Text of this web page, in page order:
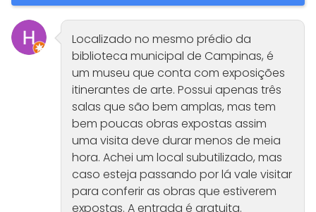
Localizado no mesmo prédio da
biblioteca municipal de Campinas, é
um museu que conta com exposições
itinerantes de arte. Possui apenas três
salas que são bem amplas, mas tem
bem poucas obras expostas assim
uma visita deve durar menos de meia
hora. Achei um local subutilizado, mas
caso esteja passando por lá vale visitar
para conferir as obras que estiverem
expostas. A entrada é gratuita.